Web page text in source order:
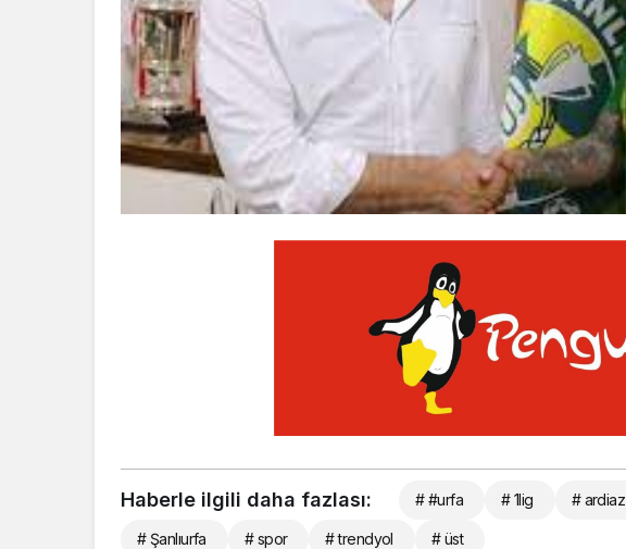
Haberle ilgili daha fazlası: # #urfa # 1lig # ardiaz
# Şanlıurfa # spor # trendyol # üst